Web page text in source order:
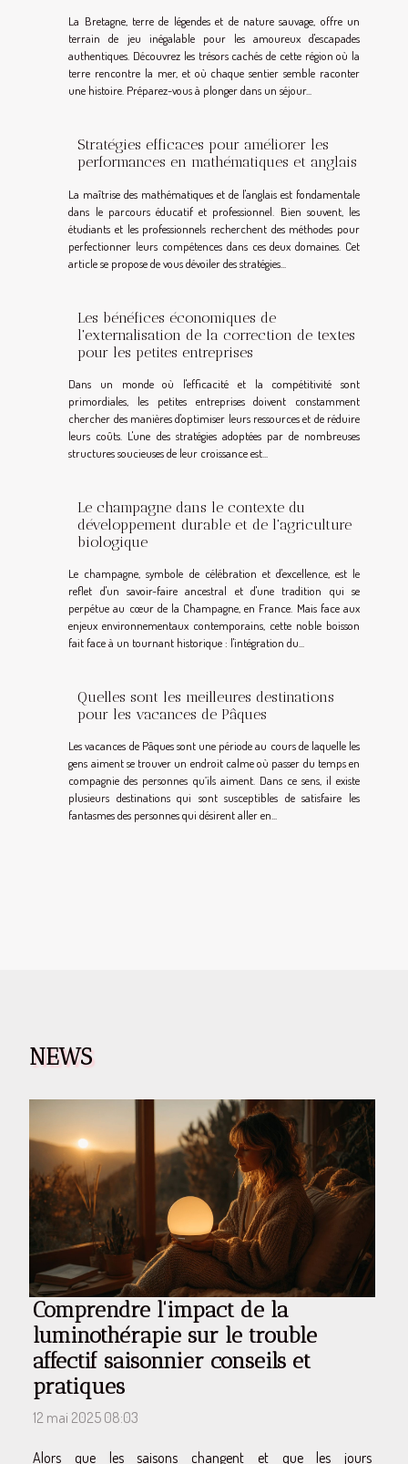
La Bretagne, terre de légendes et de nature sauvage, offre un
terrain de jeu inégalable pour les amoureux d'escapades
authentiques. Découvrez les trésors cachés de cette région où la
terre rencontre la mer, et où chaque sentier semble raconter
une histoire. Préparez-vous à plonger dans un séjour...
Stratégies efficaces pour améliorer les
performances en mathématiques et anglais
La maîtrise des mathématiques et de l'anglais est fondamentale
dans le parcours éducatif et professionnel. Bien souvent, les
étudiants et les professionnels recherchent des méthodes pour
perfectionner leurs compétences dans ces deux domaines. Cet
article se propose de vous dévoiler des stratégies...
Les bénéfices économiques de
l'externalisation de la correction de textes
pour les petites entreprises
Dans un monde où l'efficacité et la compétitivité sont
primordiales, les petites entreprises doivent constamment
chercher des manières d'optimiser leurs ressources et de réduire
leurs coûts. L'une des stratégies adoptées par de nombreuses
structures soucieuses de leur croissance est...
Le champagne dans le contexte du
développement durable et de l'agriculture
biologique
Le champagne, symbole de célébration et d'excellence, est le
reflet d'un savoir-faire ancestral et d'une tradition qui se
perpétue au cœur de la Champagne, en France. Mais face aux
enjeux environnementaux contemporains, cette noble boisson
fait face à un tournant historique : l'intégration du...
Quelles sont les meilleures destinations
pour les vacances de Pâques
Les vacances de Pâques sont une période au cours de laquelle les
gens aiment se trouver un endroit calme où passer du temps en
compagnie des personnes qu’ils aiment. Dans ce sens, il existe
plusieurs destinations qui sont susceptibles de satisfaire les
fantasmes des personnes qui désirent aller en...
NEWS
Comprendre l'impact de la
luminothérapie sur le trouble
affectif saisonnier conseils et
pratiques
12 mai 2025 08:03
Alors que les saisons changent et que les jours